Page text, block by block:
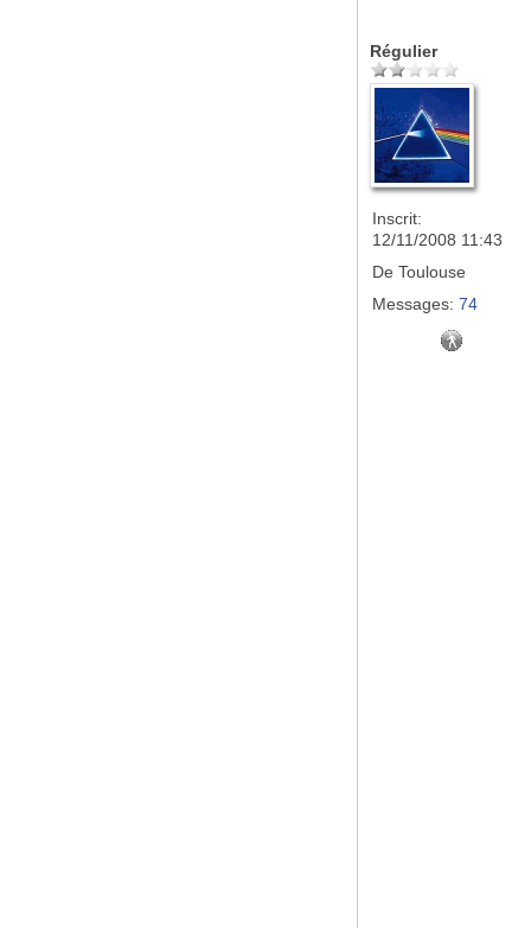
Régulier
Inscrit:
12/11/2008 11:43
De Toulouse
Messages: 74